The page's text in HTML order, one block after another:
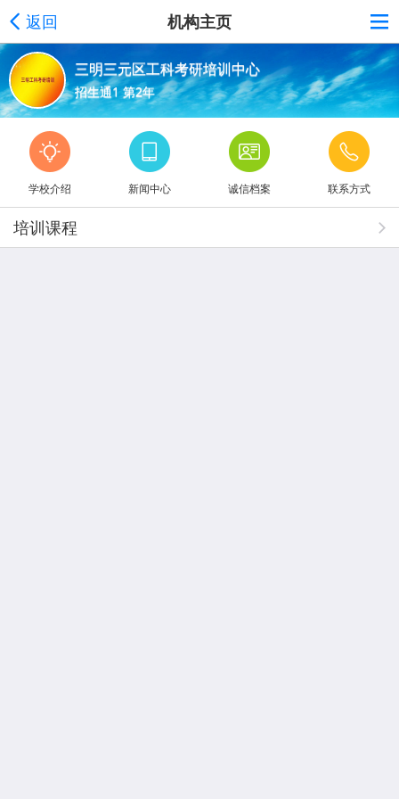
返回 机构主页
三明三元区工科考研培训中心
招生通1 第2年
学校介绍 新闻中心 诚信档案 联系方式
培训课程